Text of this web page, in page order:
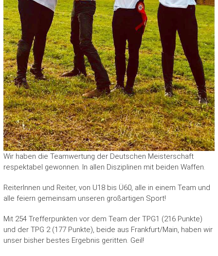
Wir haben die Teamwertung der Deutschen Meisterschaft
respektabel gewonnen. In allen Disziplinen mit beiden Waffen.
ReiterInnen und Reiter, von U18 bis Ü60, alle in einem Team und
alle feiern gemeinsam unseren großartigen Sport!
Mit 254 Trefferpunkten vor dem Team der TPG1 (216 Punkte)
und der TPG 2 (177 Punkte), beide aus Frankfurt/Main, haben wir
unser bisher bestes Ergebnis geritten. Geil!